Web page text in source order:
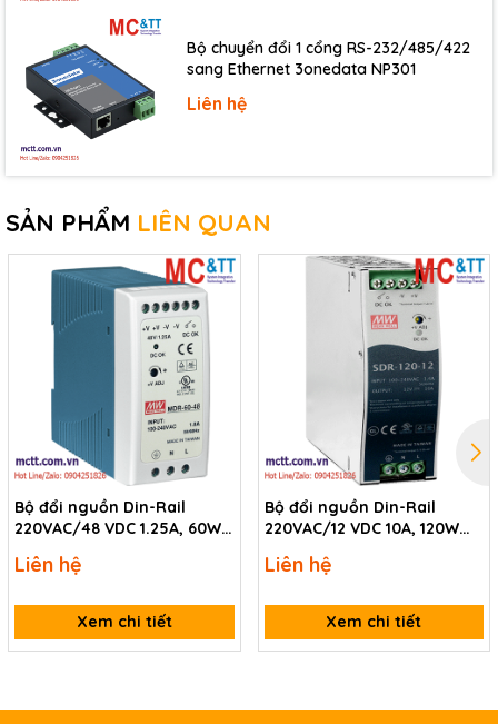
Bộ chuyển đổi 1 cổng RS-232/485/422
sang Ethernet 3onedata NP301
Liên hệ
SẢN PHẨM LIÊN QUAN
Bộ đổi nguồn Din-Rail
220VAC/48 VDC 1.25A, 60W
Liên hệ
Xem chi tiết
Bộ đổi nguồn Din-Rail
220VAC/12 VDC 10A, 120W
Liên hệ
Xem chi tiết